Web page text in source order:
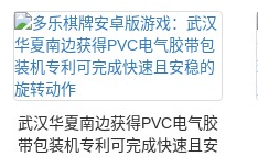
武汉华夏南边获得PVC电气胶
带包装机专利可完成快速且安